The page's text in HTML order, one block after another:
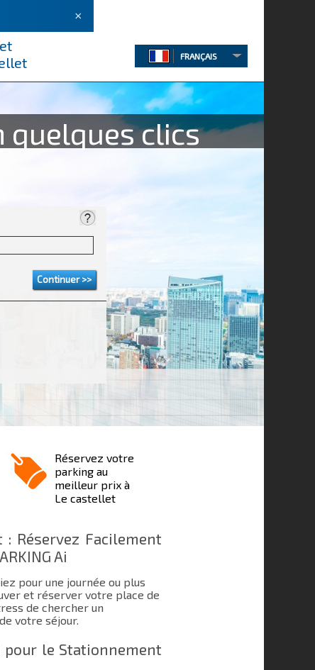
×
FRANÇAIS
quelques clics
Réservez votre
parking au
meilleur prix à
Le castellet
Réservez Facilement
Ai
pour une journée ou plus
et réserver votre place de
de chercher un
votre séjour.
pour le Stationnement